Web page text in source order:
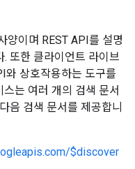
양이며 REST API를 설명
또한 클라이언트 라이브
와 상호작용하는 도구를
는 여러 개의 검색 문서
음 검색 문서를 제공합니
$discover